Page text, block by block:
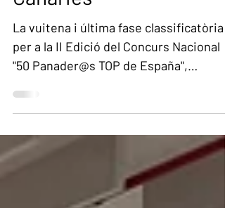
Canàries
La vuitena i última fase classificatòria
per a la II Edició del Concurs Nacional
organitzada per Panatics i Pan de
de Santo Domingo, a La Laguna
(Tenerife).